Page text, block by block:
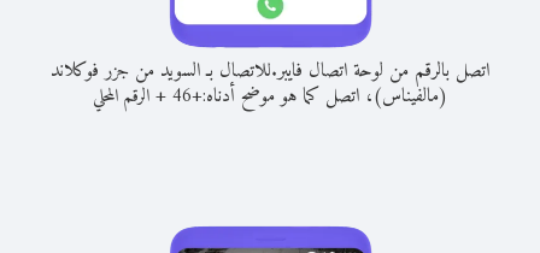
اتصل بالرقم من لوحة اتصال فايبر.للاتصال بـ السويد من جزر فوكلاند
(مالفيناس)، اتصل كما هو موضح أدناه:+
46
+الرقم المحلي